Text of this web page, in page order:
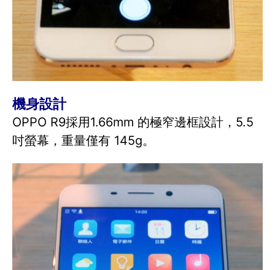
機身設計
OPPO R9採用1.66mm 的極窄邊框設計，5.5
吋螢幕，重量僅有 145g。